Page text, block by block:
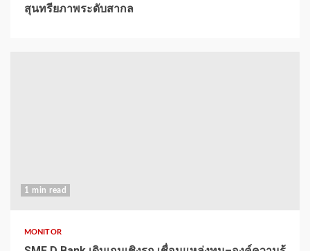
สุนทรียภาพระดับสากล
1 min read
MONITOR